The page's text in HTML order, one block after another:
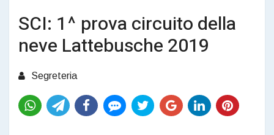
SCI: 1^ prova circuito della
neve Lattebusche 2019
Segreteria